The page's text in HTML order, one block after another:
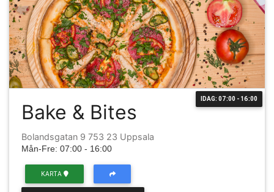
IDAG: 07:00 - 16:00
Bake & Bites
Bolandsgatan 9 753 23 Uppsala
Mån-Fre: 07:00 - 16:00
KARTA